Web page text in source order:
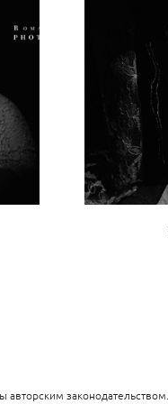
законодательством.